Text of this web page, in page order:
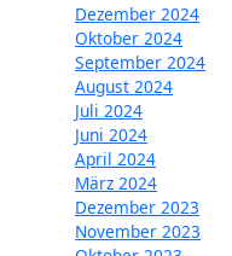
Dezember 2024
Oktober 2024
September 2024
August 2024
Juli 2024
Juni 2024
April 2024
März 2024
Dezember 2023
November 2023